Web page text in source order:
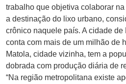
trabalho que objetiva colaborar
a destinação do lixo urbano,
crônico naquele país. A cidade de
conta com mais de um milhão de
Matola, cidade vizinha, tem a
dobrada com produção diária de
“Na região metropolitana existe